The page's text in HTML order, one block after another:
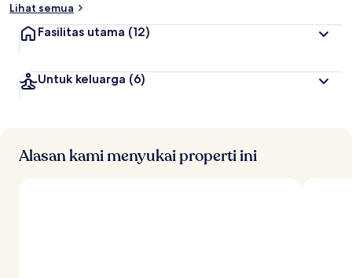
Lihat semua
Fasilitas utama (12)
Untuk keluarga (6)
Alasan kami menyukai properti ini